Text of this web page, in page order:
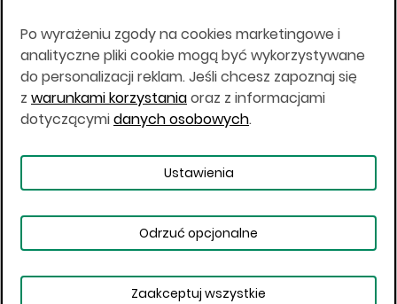
Japonii, ani w dowolnej innej jurysdykcji, w której
taki materiał byłby sprzeczny z prawem lub w
których zgodne z prawem nabycie produktów
inwestycyjnych nie jest możliwe lub w której nie
jest możliwe złożenie oferty. Prawa obowiązujące
w danej jurysdykcji określają, czy jest możliwe
nabycie poszczególnych produktów
Copyright © 2026 BOŚ | BOSSA.PL
Warunki korzystania
Dane osobowe
Po wyrażeniu zgody na cookies marketingowe i
analityczne pliki cookie mogą być wykorzystywane
do personalizacji reklam. Jeśli chcesz zapoznaj się
z warunkami korzystaniaoraz z informacjami
dotyczącymidanych osobowych.
Ustawienia
Odrzuć opcjonalne
Zaakceptuj wszystkie